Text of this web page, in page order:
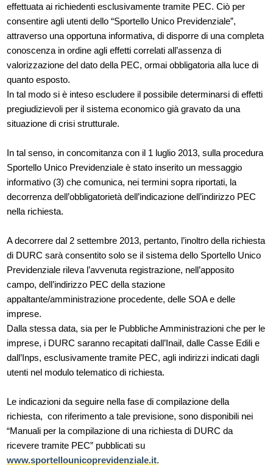
effettuata ai richiedenti esclusivamente tramite PEC. Ciò per
consentire agli utenti dello “Sportello Unico Previdenziale”,
attraverso una opportuna informativa, di disporre di una completa
conoscenza in ordine agli effetti correlati all’assenza di
valorizzazione del dato della PEC, ormai obbligatoria alla luce di
quanto esposto.
In tal modo si è inteso escludere il possibile determinarsi di effetti
pregiudizievoli per il sistema economico già gravato da una
situazione di crisi strutturale.
In tal senso, in concomitanza con il 1 luglio 2013, sulla procedura
Sportello Unico Previdenziale è stato inserito un messaggio
informativo (3) che comunica, nei termini sopra riportati, la
decorrenza dell’obbligatorietà dell’indicazione dell’indirizzo PEC
nella richiesta.
A decorrere dal 2 settembre 2013, pertanto, l’inoltro della richiesta
di DURC sarà consentito solo se il sistema dello Sportello Unico
Previdenziale rileva l’avvenuta registrazione, nell’apposito
campo, dell’indirizzo PEC della stazione
appaltante/amministrazione procedente, delle SOA e delle
imprese.
Dalla stessa data, sia per le Pubbliche Amministrazioni che per le
imprese, i DURC saranno recapitati dall’Inail, dalle Casse Edili e
dall’Inps, esclusivamente tramite PEC, agli indirizzi indicati dagli
utenti nel modulo telematico di richiesta.
Le indicazioni da seguire nella fase di compilazione della
richiesta, con riferimento a tale previsione, sono disponibili nei
“Manuali per la compilazione di una richiesta di DURC da
ricevere tramite PEC” pubblicati su
www.sportellounicoprevidenziale.it.